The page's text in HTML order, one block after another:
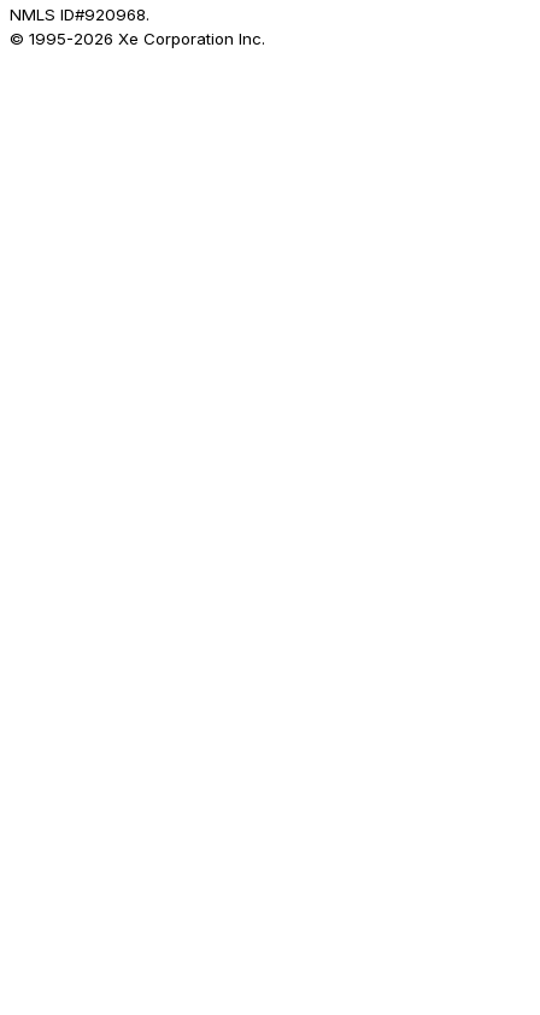
NMLS ID#920968.
© 1995-2026 Xe Corporation Inc.